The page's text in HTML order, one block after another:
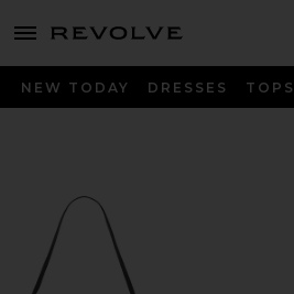
menu - shows more content
NEW TODAY DRESSES TOPS